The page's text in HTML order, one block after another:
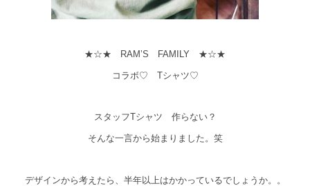
★☆★ RAM’S FAMILY ★☆★
コラボ♡ Tシャツ♡
スタッフTシャツ 作らない？
そんな一言から始まりました。笑
デザインから考えたら、半年以上はかかっているでしょうか。。